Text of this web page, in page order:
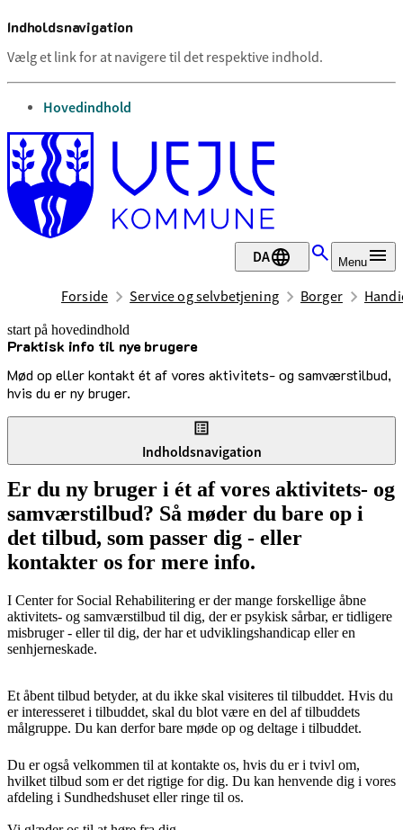
Indholdsnavigation
Vælg et link for at navigere til det respektive indhold.
gå til
Hovedindhold
DA Menu
Forside Service og selvbetjening Borger
start på hovedindhold
Praktisk info til nye brugere
Mød op eller kontakt ét af vores aktivitets- og samværstilbud,
hvis du er ny bruger.
senest opdateret 26. marts 2026
Indholdsnavigation
Er du ny bruger i ét af vores aktivitets- og
samværstilbud? Så møder du bare op i
det tilbud, som passer dig - eller
kontakter os for mere info.
I Center for Social Rehabilitering er der mange forskellige åbne
aktivitets- og samværstilbud til dig, der er psykisk sårbar, er tidligere
misbruger - eller til dig, der har et udviklingshandicap eller en
senhjerneskade.
Et åbent tilbud betyder, at du ikke skal visiteres til tilbuddet. Hvis du
er interesseret i tilbuddet, skal du blot være en del af tilbuddets
målgruppe. Du kan derfor bare møde op og deltage i tilbuddet.
Du er også velkommen til at kontakte os, hvis du er i tvivl om,
hvilket tilbud som er det rigtige for dig. Du kan henvende dig i vores
afdeling i Sundhedshuset eller ringe til os.